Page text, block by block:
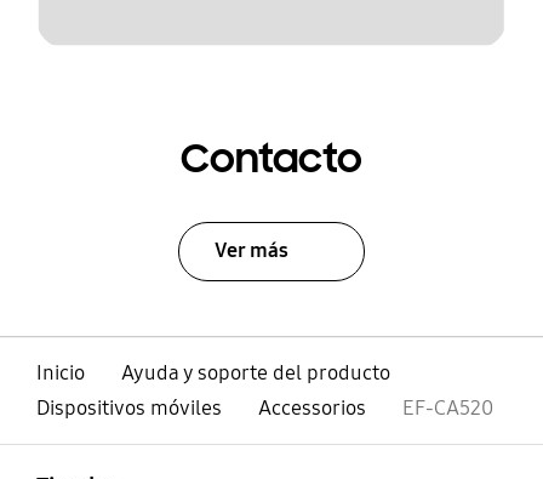
Contacto
Ver más
Inicio
Ayuda y soporte del producto
Dispositivos móviles
Accessorios EF-CA520